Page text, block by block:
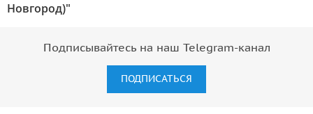
Новгород)"
Подписывайтесь на наш Telegram-канал
ПОДПИСАТЬСЯ